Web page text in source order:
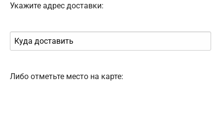
Укажите адрес доставки:
Либо отметьте место на карте: